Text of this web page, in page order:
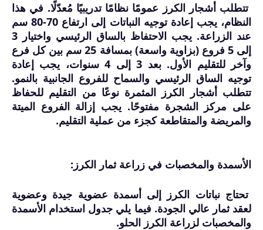
تتطلب أشجار الكرز عمومًا نظامًا تدريبيًا مُعدّلًا. في هذا
النظام، يجب إعادة توجيه النباتات إلى ارتفاع 70-80 سم
عند الزراعة. يجب الاحتفاظ بالساق الرئيسي واختيار 3
إلى 5 فروع (بزاوية واسعة) بمسافة 25 سم بين كل فرع
وآخر للتقليم الأول. بعد 3 إلى 4 سنوات، يجب إعادة
توجيه الساق الرئيسي والسماح للفروع الجانبية بالنمو.
تتطلب أشجار الكرز المثمرة نوعًا من التقليم للحفاظ
على مركز الشجرة مفتوحًا. يجب إزالة الفروع الميتة
والمريضة والمتقاطعة كجزء من عملية التقليم.
الأسمدة والمخصبات في زراعة ثمار الكرز:
تحتاج نباتات الكرز إلى أسمدة عضوية جيدة وعضوية
لعقد ثمار عالي الجودة. فيما يلي جدول استخدام الأسمدة
والمخصبات لزراعة الكرز الحلو.